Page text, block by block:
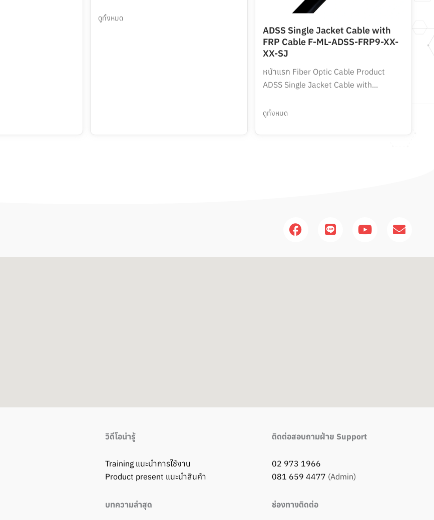
ดูทั้งหมด
ADSS Single Jacket Cable with
FRP Cable F-ML-ADSS-FRP9-XX-
XX-SJ
หน้าแรก Fiber Optic Cable Product
ADSS Single Jacket Cable with...
ดูทั้งหมด
F
a
e
L
i
e
Y
o
t
E
n
e
วิดีโอน่ารู้
Training แนะนำการใช้งาน
Product present แนะนำสินค้า
บทความล่าสุด
ติดต่อสอบถามฝ่าย Support
02 973 1966
081 659 4477 (Admin)
ช่องทางติดต่อ